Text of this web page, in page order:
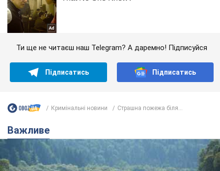
Ти ще не читаєш наш Telegram? А даремно! Підписуйся
Підписатись Підписатись
Кримінальні новини Страшна пожежа біля...
Важливе